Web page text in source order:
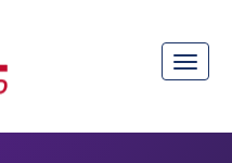
Toggle